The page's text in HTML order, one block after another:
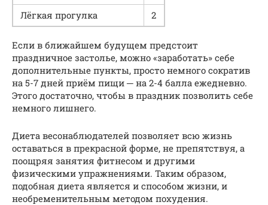
Лёгкая прогулка
2
Если в ближайшем будущем предстоит
праздничное застолье, можно «заработать» себе
дополнительные пункты, просто немного сократив
на 5-7 дней приём пищи ─ на 2-4 балла ежедневно.
Этого достаточно, чтобы в праздник позволить себе
немного лишнего.
Диета весонаблюдателей позволяет всю жизнь
оставаться в прекрасной форме, не препятствуя, а
поощряя занятия фитнесом и другими
физическими упражнениями. Таким образом,
подобная диета является и способом жизни, и
необременительным методом похудения.